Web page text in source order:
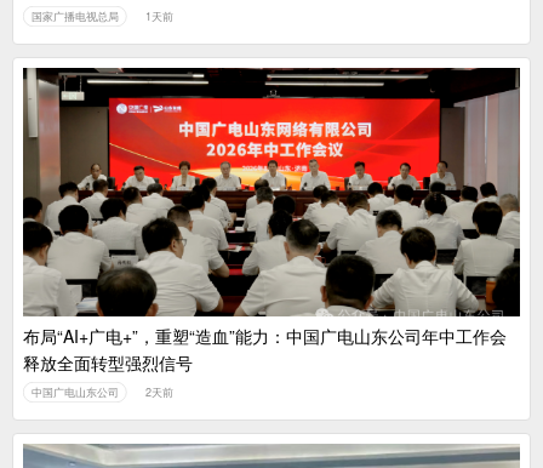
国家广播电视总局 1天前
布局“AI+广电+”，重塑“造血”能力：中国广电山东公司年中工作会
释放全面转型强烈信号
中国广电山东公司 2天前